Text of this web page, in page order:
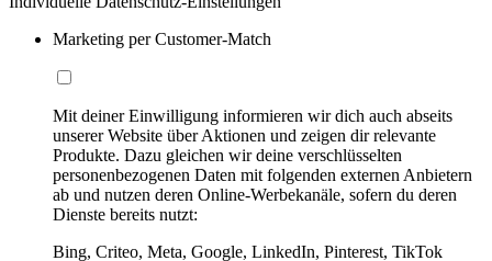
Marketing per Customer-Match
Mit deiner Einwilligung informieren wir dich auch abseits
unserer Website über Aktionen und zeigen dir relevante
Produkte. Dazu gleichen wir deine verschlüsselten
personenbezogenen Daten mit folgenden externen Anbietern
ab und nutzen deren Online-Werbekanäle, sofern du deren
Dienste bereits nutzt:
Bing, Criteo, Meta, Google, LinkedIn, Pinterest, TikTok